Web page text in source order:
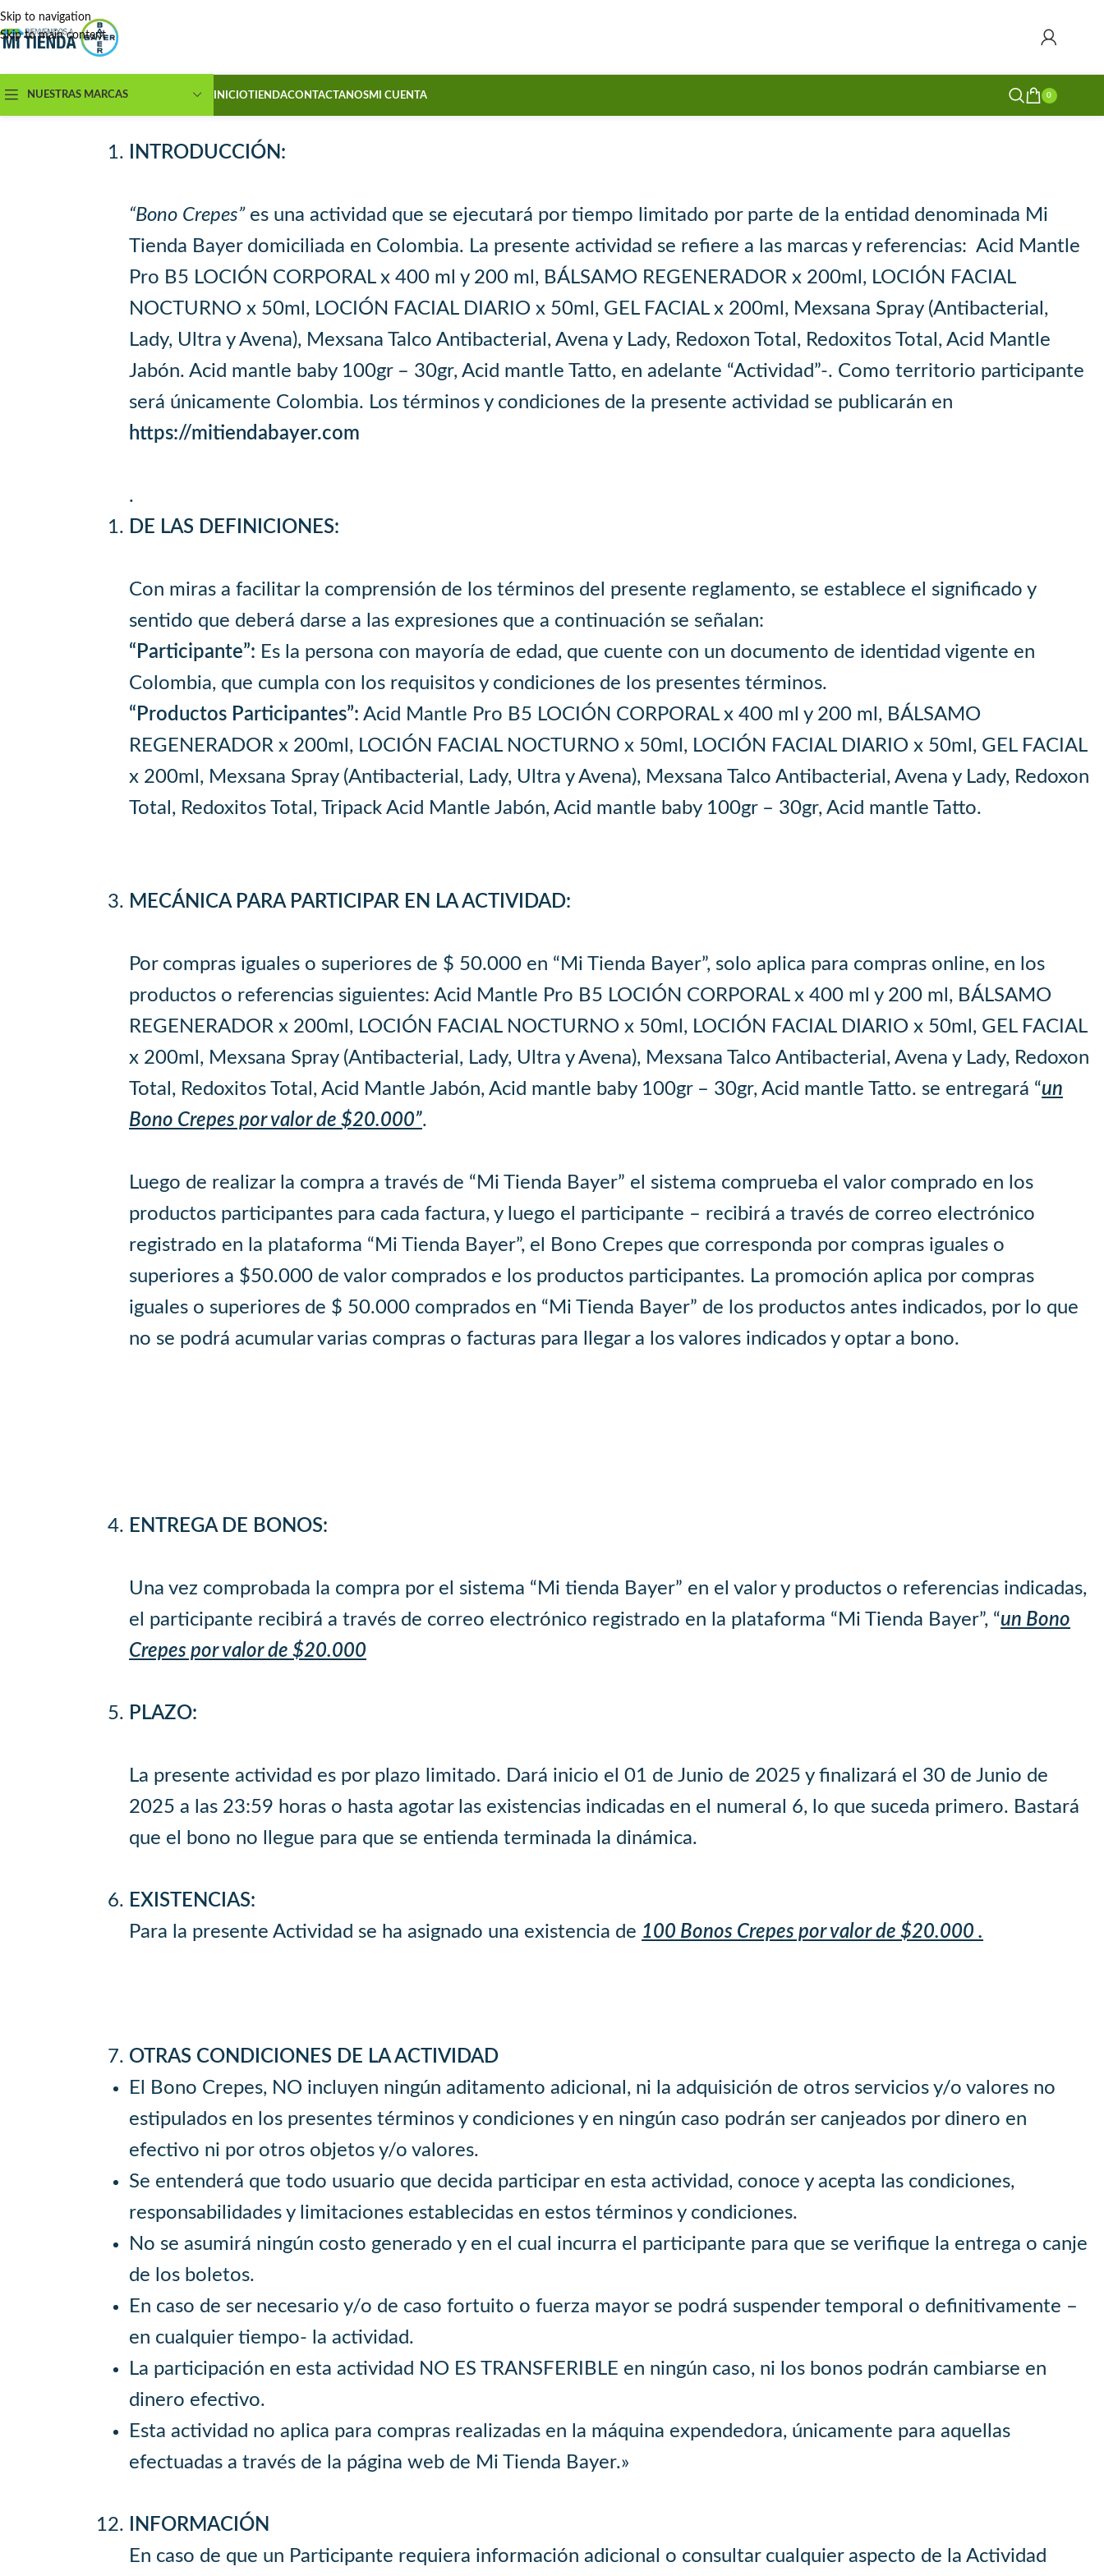
Skip to navigation
Skip to main content
NUESTRAS MARCAS INICIOTIENDACONTACTANOSMI CUENTA 0
INTRODUCCIÓN:
“Bono Crepes”es una actividad que se ejecutará por tiempo limitado por parte de la entidad denominada Mi
Tienda Bayer domiciliada en Colombia. La presente actividad se refiere a las marcas y referencias: Acid Mantle
Pro B5 LOCIÓN CORPORAL x 400 ml y 200 ml, BÁLSAMO REGENERADOR x 200ml, LOCIÓN FACIAL
NOCTURNO x 50ml, LOCIÓN FACIAL DIARIO x 50ml, GEL FACIAL x 200ml, Mexsana Spray (Antibacterial,
Lady, Ultra y Avena), Mexsana Talco Antibacterial, Avena y Lady, Redoxon Total, Redoxitos Total, Acid Mantle
Jabón. Acid mantle baby 100gr – 30gr, Acid mantle Tatto, en adelante “Actividad”-. Como territorio participante
será únicamente Colombia. Los términos y condiciones de la presente actividad se publicarán en
https://mitiendabayer.com
.
DE LAS DEFINICIONES:
Con miras a facilitar la comprensión de los términos del presente reglamento, se establece el significado y
sentido que deberá darse a las expresiones que a continuación se señalan:
“Participante”: Es la persona con mayoría de edad, que cuente con un documento de identidad vigente en
Colombia, que cumpla con los requisitos y condiciones de los presentes términos.
“Productos Participantes”: Acid Mantle Pro B5 LOCIÓN CORPORAL x 400 ml y 200 ml, BÁLSAMO
REGENERADOR x 200ml, LOCIÓN FACIAL NOCTURNO x 50ml, LOCIÓN FACIAL DIARIO x 50ml, GEL FACIAL
x 200ml, Mexsana Spray (Antibacterial, Lady, Ultra y Avena), Mexsana Talco Antibacterial, Avena y Lady, Redoxon
Total, Redoxitos Total, Tripack Acid Mantle Jabón, Acid mantle baby 100gr – 30gr, Acid mantle Tatto.
MECÁNICA PARA PARTICIPAR EN LA ACTIVIDAD:
Por compras iguales o superiores de $ 50.000 en “Mi Tienda Bayer”, solo aplica para compras online, en los
productos o referencias siguientes: Acid Mantle Pro B5 LOCIÓN CORPORAL x 400 ml y 200 ml, BÁLSAMO
REGENERADOR x 200ml, LOCIÓN FACIAL NOCTURNO x 50ml, LOCIÓN FACIAL DIARIO x 50ml, GEL FACIAL
x 200ml, Mexsana Spray (Antibacterial, Lady, Ultra y Avena), Mexsana Talco Antibacterial, Avena y Lady, Redoxon
Total, Redoxitos Total, Acid Mantle Jabón, Acid mantle baby 100gr – 30gr, Acid mantle Tatto. se entregará “un
Bono Crepes por valor de $20.000”.
Luego de realizar la compra a través de “Mi Tienda Bayer” el sistema comprueba el valor comprado en los
productos participantes para cada factura, y luego el participante – recibirá a través de correo electrónico
registrado en la plataforma “Mi Tienda Bayer”, el Bono Crepes que corresponda por compras iguales o
superiores a $50.000 de valor comprados e los productos participantes. La promoción aplica por compras
iguales o superiores de $ 50.000 comprados en “Mi Tienda Bayer” de los productos antes indicados, por lo que
no se podrá acumular varias compras o facturas para llegar a los valores indicados y optar a bono.
ENTREGA DE BONOS:
Una vez comprobada la compra por el sistema “Mi tienda Bayer” en el valor y productos o referencias indicadas,
el participante recibirá a través de correo electrónico registrado en la plataforma “Mi Tienda Bayer”, “un Bono
Crepes por valor de $20.000
PLAZO:
La presente actividad es por plazo limitado. Dará inicio el 01 de Junio de 2025 y finalizará el 30 de Junio de
2025 a las 23:59 horas o hasta agotar las existencias indicadas en el numeral 6, lo que suceda primero. Bastará
que el bono no llegue para que se entienda terminada la dinámica.
EXISTENCIAS:
Para la presente Actividad se ha asignado una existencia de 100 Bonos Crepes por valor de $20.000 .
OTRAS CONDICIONES DE LA ACTIVIDAD
El Bono Crepes, NO incluyen ningún aditamento adicional, ni la adquisición de otros servicios y/o valores no
estipulados en los presentes términos y condiciones y en ningún caso podrán ser canjeados por dinero en
efectivo ni por otros objetos y/o valores.
Se entenderá que todo usuario que decida participar en esta actividad, conoce y acepta las condiciones,
responsabilidades y limitaciones establecidas en estos términos y condiciones.
No se asumirá ningún costo generado y en el cual incurra el participante para que se verifique la entrega o canje
de los boletos.
En caso de ser necesario y/o de caso fortuito o fuerza mayor se podrá suspender temporal o definitivamente –
en cualquier tiempo- la actividad.
La participación en esta actividad NO ES TRANSFERIBLE en ningún caso, ni los bonos podrán cambiarse en
dinero efectivo.
Esta actividad no aplica para compras realizadas en la máquina expendedora, únicamente para aquellas
efectuadas a través de la página web de Mi Tienda Bayer.»
INFORMACIÓN
En caso de que un Participante requiera información adicional o consultar cualquier aspecto de la Actividad